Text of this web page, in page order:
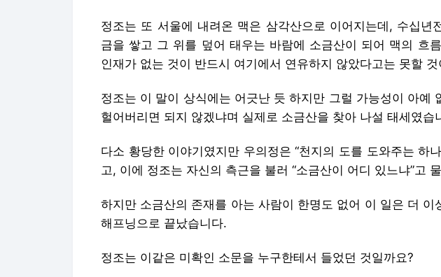
다소 황당한 이야기였지만 우의정은 “천지의 도를 도와주는 하
고, 이에 정조는 자신의 측근을 불러 “소금산이 어디 있느냐”고
하지만 소금산의 존재를 아는 사람이 한명도 없어 이 일은 더 이
해프닝으로 끝났습니다.
정조는 이같은 미확인 소문을 누구한테서 들었던 것일까요?